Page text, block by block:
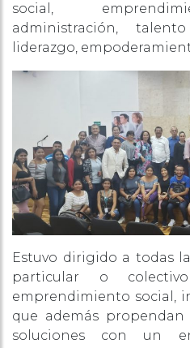
social,
administración,
liderazgo,
Estuvo dirigido a todas
particular o
emprendimiento social,
que además
soluciones con un